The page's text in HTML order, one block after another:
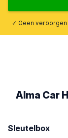
✓ Geen
Alma Car
Sleutelbox